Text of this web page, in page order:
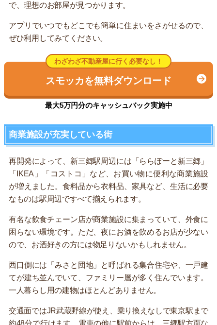
で、理想のお部屋が見つかります。
アプリでいつでもどこでも簡単に住まいをさがせるので、
ぜひ利用してみてください。
わざわざ不動産屋に行く必要なし！
スモッカを無料ダウンロード
最大5万円分のキャッシュバック実施中
商業施設が充実している街
再開発によって、新三郷駅周辺には「ららぽーと新三郷」
「IKEA」「コストコ」など、お買い物に便利な商業施設
が増えました。食料品から衣料品、家具など、生活に必要
なものは駅周辺ですべて揃えられます。
有名な飲食チェーン店が商業施設に集まっていて、外食に
困らない環境です。ただ、夜にお酒を飲めるお店が少ない
ので、お酒好きの方には物足りないかもしれません。
西口側には「みさと団地」と呼ばれる集合住宅や、一戸建
てが建ち並んでいて、ファミリー層が多く住んでいます。
一人暮らし用の建物はほとんどありません。
交通面ではJR武蔵野線が使え、乗り換えなしで東京駅まで
約48分で行けます。電車の他に駅前からは、三郷駅方面な